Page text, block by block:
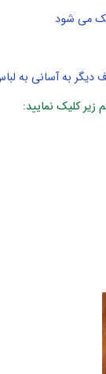
می شود
دیگر به آسانی به
زیر کلیک نمایید: